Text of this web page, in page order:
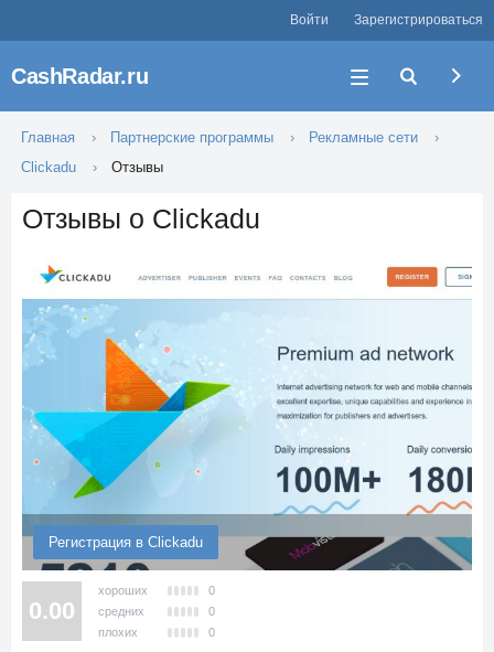
Войти Зарегистрироваться
CashRadar.ru
Главная Партнерские программы
Рекламные сети
Clickadu
Отзывы
Отзывы о Clickadu
Регистрация в Clickadu
0.00
хороших
0
средних
0
плохих
0